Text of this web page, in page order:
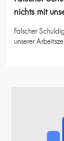
nichts mit
Falscher
unserer